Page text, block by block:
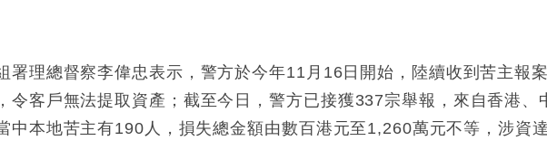
署理總督察李偉忠表示，警方於今年11月16日開始，陸續收到苦主報
令客戶無法提取資產；截至今日，警方已接獲337宗舉報，來自香港
中本地苦主有190人，損失總金額由數百港元至1,260萬元不等，涉資